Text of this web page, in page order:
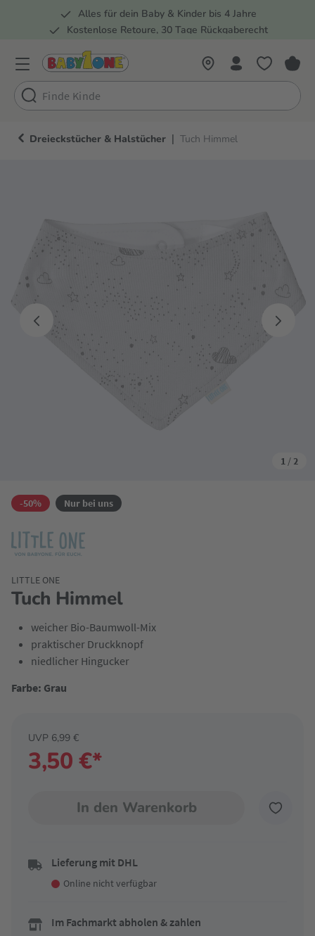
Zur Hauptnavigation springen
Alles für dein Baby & Kinder bis 4 Jahre
Kostenlose Retoure, 30 Tage Rückgaberecht
Dreieckstücher & Halstücher | Tuch Himmel
1 / 2
-50% Nur bei uns
Tuch Himmel
LITTLE ONE
weicher Bio-Baumwoll-Mix
praktischer Druckknopf
niedlicher Hingucker
Farbe: Grau
3,50 €*
UVP 6,99 €
In den Warenkorb
Lieferung mit DHL
Online nicht verfügbar
Im Fachmarkt abholen & zahlen